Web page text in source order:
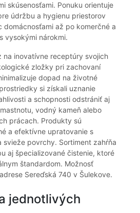
skúsenosťami. Ponuku orientuje
údržbu a hygienu priestorov
až po komerčné a
vysokými nárokmi.
na inovatívne receptúry svojich
zložky pri zachovaní
dopad na životné
si získali uznanie
a schopnosti odstrániť aj
vodný kameň alebo
prácach. Produkty sú
a efektívne upratovanie s
svieže povrchy. Sortiment zahŕňa
aj špecializované čistenie, ktoré
štandardom. Možnosť
Sereďská 740 v Šulekove.
jednotlivých